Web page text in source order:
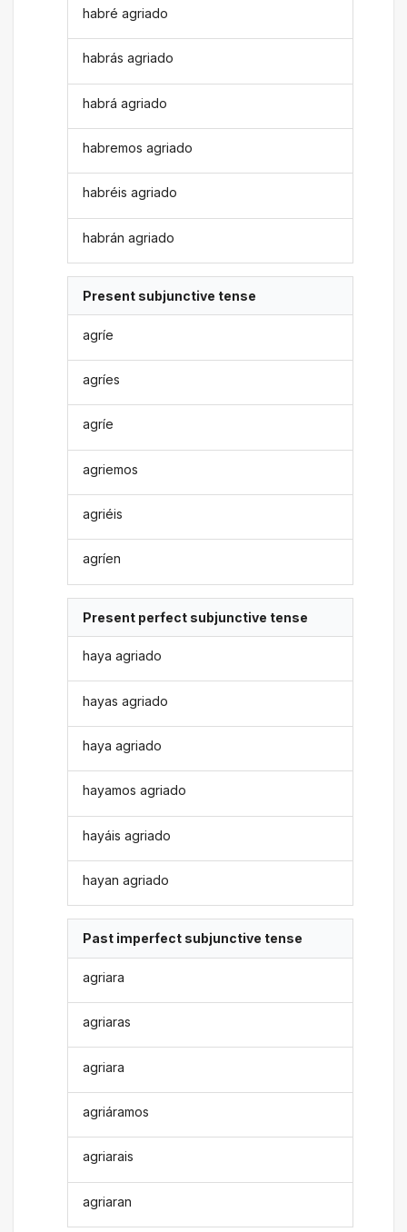
habré agriado
habrás agriado
habrá agriado
habremos agriado
habréis agriado
habrán agriado
Present subjunctive tense
agríe
agríes
agríe
agriemos
agriéis
agríen
Present perfect subjunctive tense
haya agriado
hayas agriado
haya agriado
hayamos agriado
hayáis agriado
hayan agriado
Past imperfect subjunctive tense
agriara
agriaras
agriara
agriáramos
agriarais
agriaran